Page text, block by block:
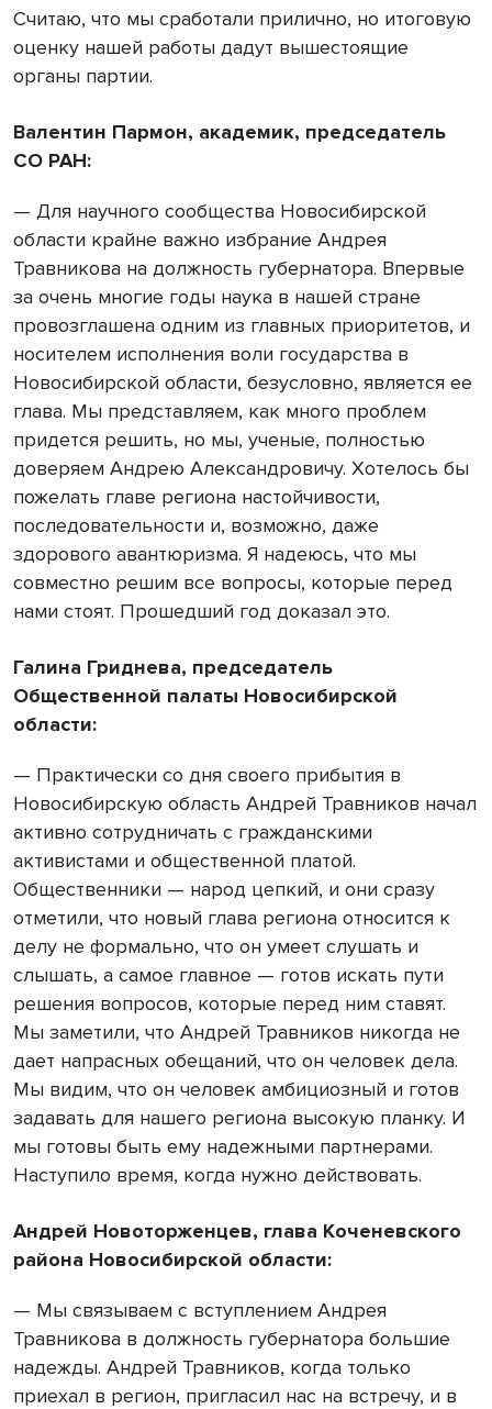
Считаю, что мы сработали прилично, но итоговую
оценку нашей работы дадут вышестоящие
органы партии.
Валентин Пармон, академик, председатель
СО РАН:
— Для научного сообщества Новосибирской
области крайне важно избрание Андрея
Травникова на должность губернатора. Впервые
за очень многие годы наука в нашей стране
провозглашена одним из главных приоритетов, и
носителем исполнения воли государства в
Новосибирской области, безусловно, является ее
глава. Мы представляем, как много проблем
придется решить, но мы, ученые, полностью
доверяем Андрею Александровичу. Хотелось бы
пожелать главе региона настойчивости,
последовательности и, возможно, даже
здорового авантюризма. Я надеюсь, что мы
совместно решим все вопросы, которые перед
нами стоят. Прошедший год доказал это.
Галина Гриднева, председатель
Общественной палаты Новосибирской
области:
— Практически со дня своего прибытия в
Новосибирскую область Андрей Травников начал
активно сотрудничать с гражданскими
активистами и общественной платой.
Общественники — народ цепкий, и они сразу
отметили, что новый глава региона относится к
делу не формально, что он умеет слушать и
слышать, а самое главное — готов искать пути
решения вопросов, которые перед ним ставят.
Мы заметили, что Андрей Травников никогда не
дает напрасных обещаний, что он человек дела.
Мы видим, что он человек амбициозный и готов
задавать для нашего региона высокую планку. И
мы готовы быть ему надежными партнерами.
Наступило время, когда нужно действовать.
Андрей Новоторженцев, глава Коченевского
района Новосибирской области:
— Мы связываем с вступлением Андрея
Травникова в должность губернатора большие
надежды. Андрей Травников, когда только
приехал в регион, пригласил нас на встречу, и в